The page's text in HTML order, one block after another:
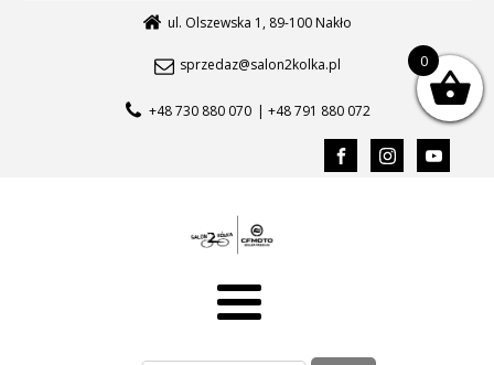
ul. Olszewska 1, 89-100 Nakło
sprzedaz@salon2kolka.pl
+48 730 880 070 | +48 791 880 072
0